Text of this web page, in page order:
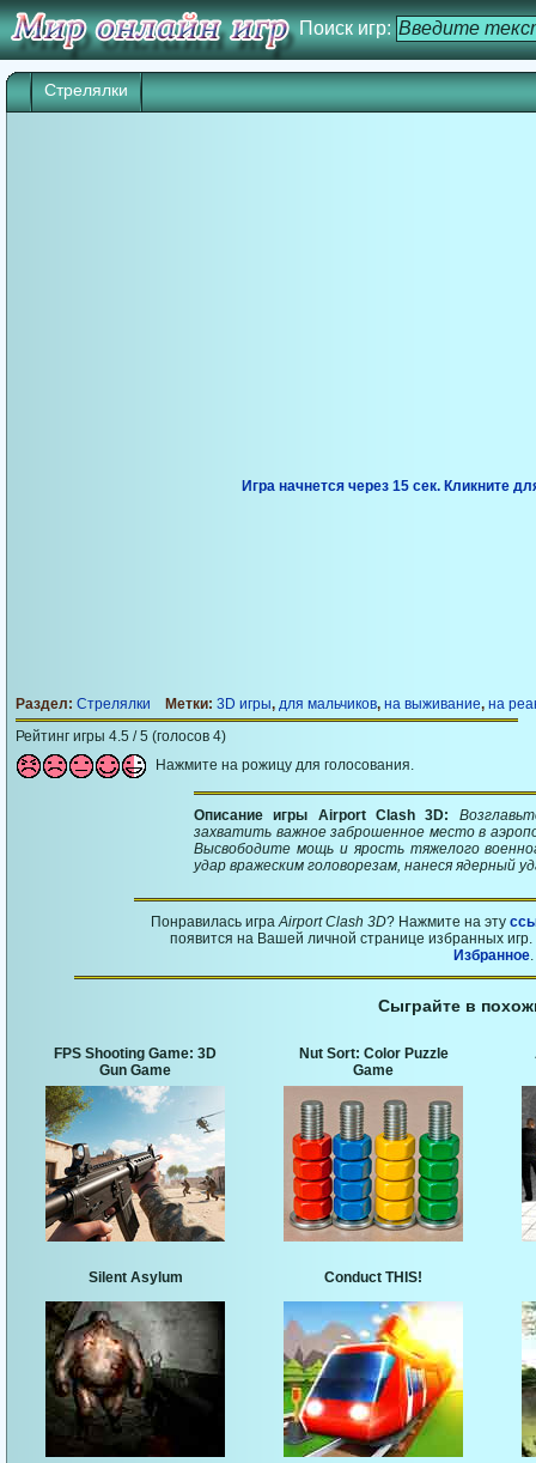
Поиск игр:
Стрелялки
Игра начнется через 14 сек. Кликните
Раздел: Стрелялки Метки: 3D игры, для мальчиков, на выживание, на
Рейтинг игры 4.5 / 5 (голосов 4)
Нажмите на рожицу для голосования.
Описание игры Airport Clash 3D:
захватить важное заброшенное место в
Высвободите мощь и ярость тяжелого
удар вражеским головорезам, нанеся ядерный
Понравилась играAirport Clash 3D? Нажмите на эту
появится на Вашей личной странице избранных
Избранное.
Сыграйте в
FPS Shooting Game: 3D
Gun Game
Nut Sort: Color Puzzle
Game
Silent Asylum Conduct THIS!